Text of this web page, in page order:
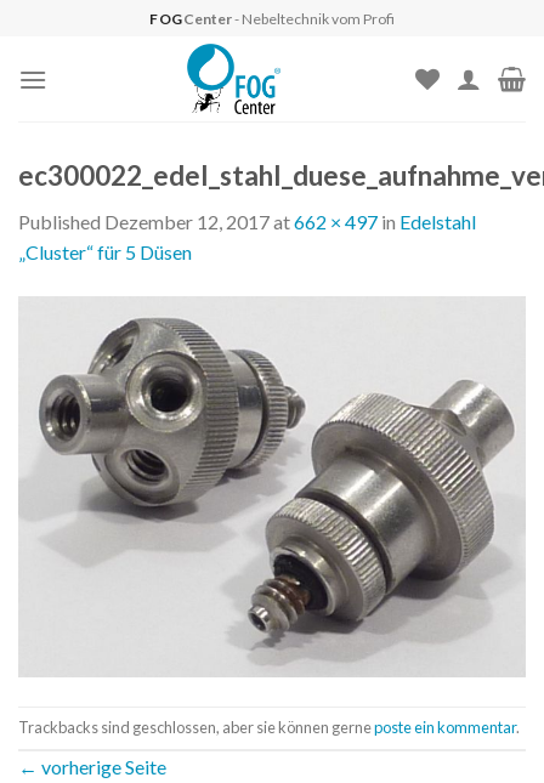
content
FOGCenter- Nebeltechnik vom Profi
Published Dezember 12, 2017at662 × 497 in Edelstahl
„Cluster“ für 5 Düsen
Trackbacks sind geschlossen, aber sie können gerneposte ein kommentar.
← vorherige Seite